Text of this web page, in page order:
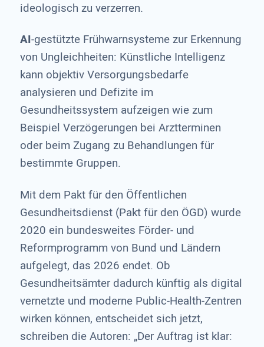
ideologisch zu verzerren.
AI-gestützte Frühwarnsysteme zur Erkennung
von Ungleichheiten: Künstliche Intelligenz
kann objektiv Versorgungsbedarfe
analysieren und Defizite im
Gesundheitssystem aufzeigen wie zum
Beispiel Verzögerungen bei Arztterminen
oder beim Zugang zu Behandlungen für
bestimmte Gruppen.
Mit dem Pakt für den Öffentlichen
Gesundheitsdienst (Pakt für den ÖGD) wurde
2020 ein bundesweites Förder- und
Reformprogramm von Bund und Ländern
aufgelegt, das 2026 endet. Ob
Gesundheitsämter dadurch künftig als digital
vernetzte und moderne Public-Health-Zentren
wirken können, entscheidet sich jetzt,
schreiben die Autoren: „Der Auftrag ist klar: